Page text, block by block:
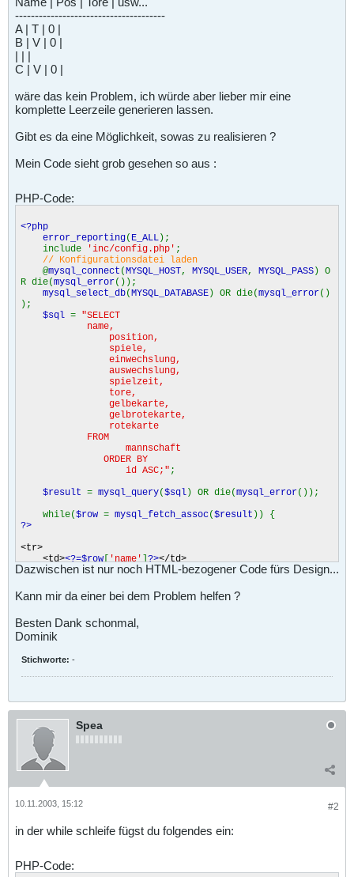
--------------------------------------
A | T | 0 |
B | V | 0 |
| | |
C | V | 0 |
wäre das kein Problem, ich würde aber lieber mir eine
komplette Leerzeile generieren lassen.
Gibt es da eine Möglichkeit, sowas zu realisieren ?
Mein Code sieht grob gesehen so aus :
PHP-Code:
<?php
error_reporting( E_ALL);
include
'inc/config.php' ;
// Konfigurationsdatei laden
@mysql_connect (MYSQL_HOST, MYSQL_USER, MYSQL_PASS) O
R die(mysql_error());
mysql_select_db(MYSQL_DATABASE) OR die(mysql_error()
);
$sql = "SELECT
name,
position,
spiele,
einwechslung,
auswechslung,
spielzeit,
tore,
gelbekarte,
gelbrotekarte,
rotekarte
FROM
mannschaft
ORDER BY
id ASC;" ;
$result = mysql_query($sql) OR die(mysql_error());
while($row = mysql_fetch_assoc($result )) {
?>
<tr>
<td><?=$row [ 'name' ] ?></td>
<td><?=$row['position'] ?></td>
<td> <?=$row[ 'einwechslung']?></td>
<td> <?=$row[ 'auswechslung'] ?> </td>
<td><?=$row['tore'
<td>
<td><?=$row
<?php
?>
Dazwischen ist nur noch HTML-bezogener Code fürs Design...
Kann mir da einer bei dem Problem helfen ?
Besten Dank schonmal,
Dominik
Stichworte: -
Spea
#2
10.11.2003, 15:12
in der while schleife fügst du folgendes ein:
PHP-Code: